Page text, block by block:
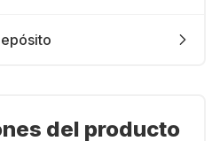
del producto